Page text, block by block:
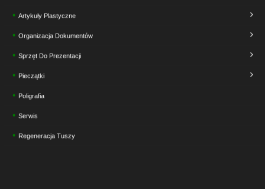
Artykuły Plastyczne
Organizacja Dokumentów
Sprzęt Do Prezentacji
Pieczątki
Poligrafia
Serwis
Regeneracja Tuszy